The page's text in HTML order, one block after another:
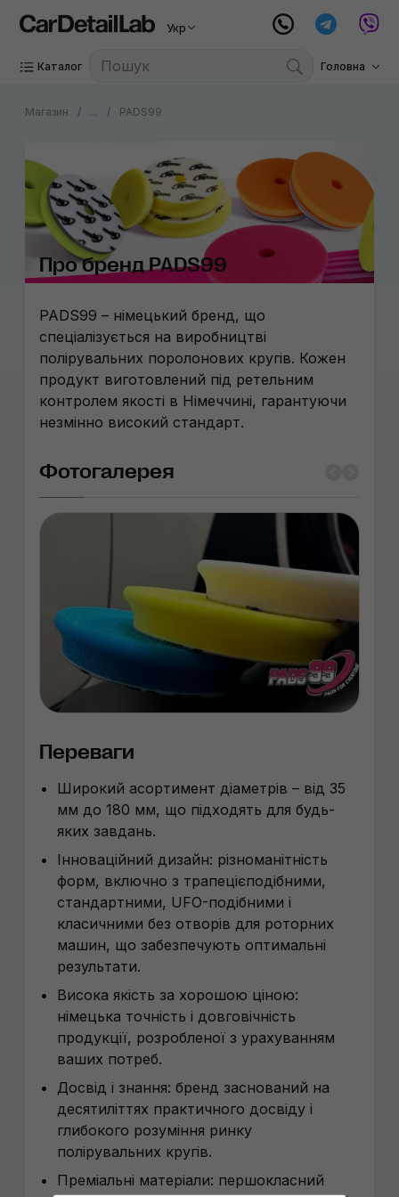
Укр
Каталог Головна
Магазин ... PADS99
Про бренд PADS99
PADS99 – німецький бренд, що
спеціалізується на виробництві
полірувальних поролонових кругів. Кожен
продукт виготовлений під ретельним
контролем якості в Німеччині, гарантуючи
незмінно високий стандарт.
Фотогалерея
Переваги
Широкий асортимент діаметрів – від 35
мм до 180 мм, що підходять для будь-
яких завдань.
Інноваційний дизайн: різноманітність
форм, включно з трапецієподібними,
стандартними, UFO-подібними і
класичними без отворів для роторних
машин, що забезпечують оптимальні
результати.
Висока якість за хорошою ціною:
німецька точність і довговічність
продукції, розробленої з урахуванням
ваших потреб.
Досвід і знання: бренд заснований на
десятиліттях практичного досвіду і
глибокого розуміння ринку
полірувальних кругів.
Преміальні матеріали: першокласний